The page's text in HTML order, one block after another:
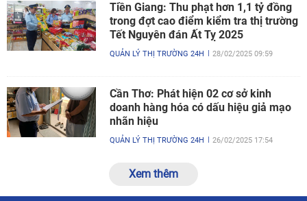
Tiền Giang: Thu phạt hơn 1,1 tỷ đồng
trong đợt cao điểm kiểm tra thị trường
Tết Nguyên đán Ất Tỵ 2025
QUẢN LÝ THỊ TRƯỜNG 24H 28/02/2025 09:59
Cần Thơ: Phát hiện 02 cơ sở kinh
doanh hàng hóa có dấu hiệu giả mạo
nhãn hiệu
QUẢN LÝ THỊ TRƯỜNG 24H 26/02/2025 17:54
Xem thêm